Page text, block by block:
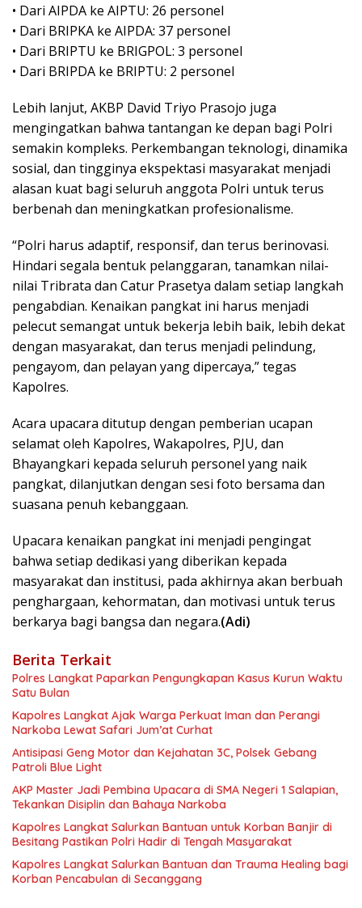
• Dari AIPDA ke AIPTU: 26 personel
• Dari BRIPKA ke AIPDA: 37 personel
• Dari BRIPTU ke BRIGPOL: 3 personel
• Dari BRIPDA ke BRIPTU: 2 personel
Lebih lanjut, AKBP David Triyo Prasojo juga
mengingatkan bahwa tantangan ke depan bagi Polri
semakin kompleks. Perkembangan teknologi, dinamika
sosial, dan tingginya ekspektasi masyarakat menjadi
alasan kuat bagi seluruh anggota Polri untuk terus
berbenah dan meningkatkan profesionalisme.
“Polri harus adaptif, responsif, dan terus berinovasi.
Hindari segala bentuk pelanggaran, tanamkan nilai-
nilai Tribrata dan Catur Prasetya dalam setiap langkah
pengabdian. Kenaikan pangkat ini harus menjadi
pelecut semangat untuk bekerja lebih baik, lebih dekat
dengan masyarakat, dan terus menjadi pelindung,
pengayom, dan pelayan yang dipercaya,” tegas
Kapolres.
Acara upacara ditutup dengan pemberian ucapan
selamat oleh Kapolres, Wakapolres, PJU, dan
Bhayangkari kepada seluruh personel yang naik
pangkat, dilanjutkan dengan sesi foto bersama dan
suasana penuh kebanggaan.
Upacara kenaikan pangkat ini menjadi pengingat
bahwa setiap dedikasi yang diberikan kepada
masyarakat dan institusi, pada akhirnya akan berbuah
penghargaan, kehormatan, dan motivasi untuk terus
berkarya bagi bangsa dan negara.(Adi)
Berita Terkait
Polres Langkat Paparkan Pengungkapan Kasus Kurun Waktu
Satu Bulan
Kapolres Langkat Ajak Warga Perkuat Iman dan Perangi
Narkoba Lewat Safari Jum’at Curhat
Antisipasi Geng Motor dan Kejahatan 3C, Polsek Gebang
Patroli Blue Light
AKP Master Jadi Pembina Upacara di SMA Negeri 1 Salapian,
Tekankan Disiplin dan Bahaya Narkoba
Kapolres Langkat Salurkan Bantuan untuk Korban Banjir di
Besitang Pastikan Polri Hadir di Tengah Masyarakat
Kapolres Langkat Salurkan Bantuan dan Trauma Healing bagi
Korban Pencabulan di Secanggang